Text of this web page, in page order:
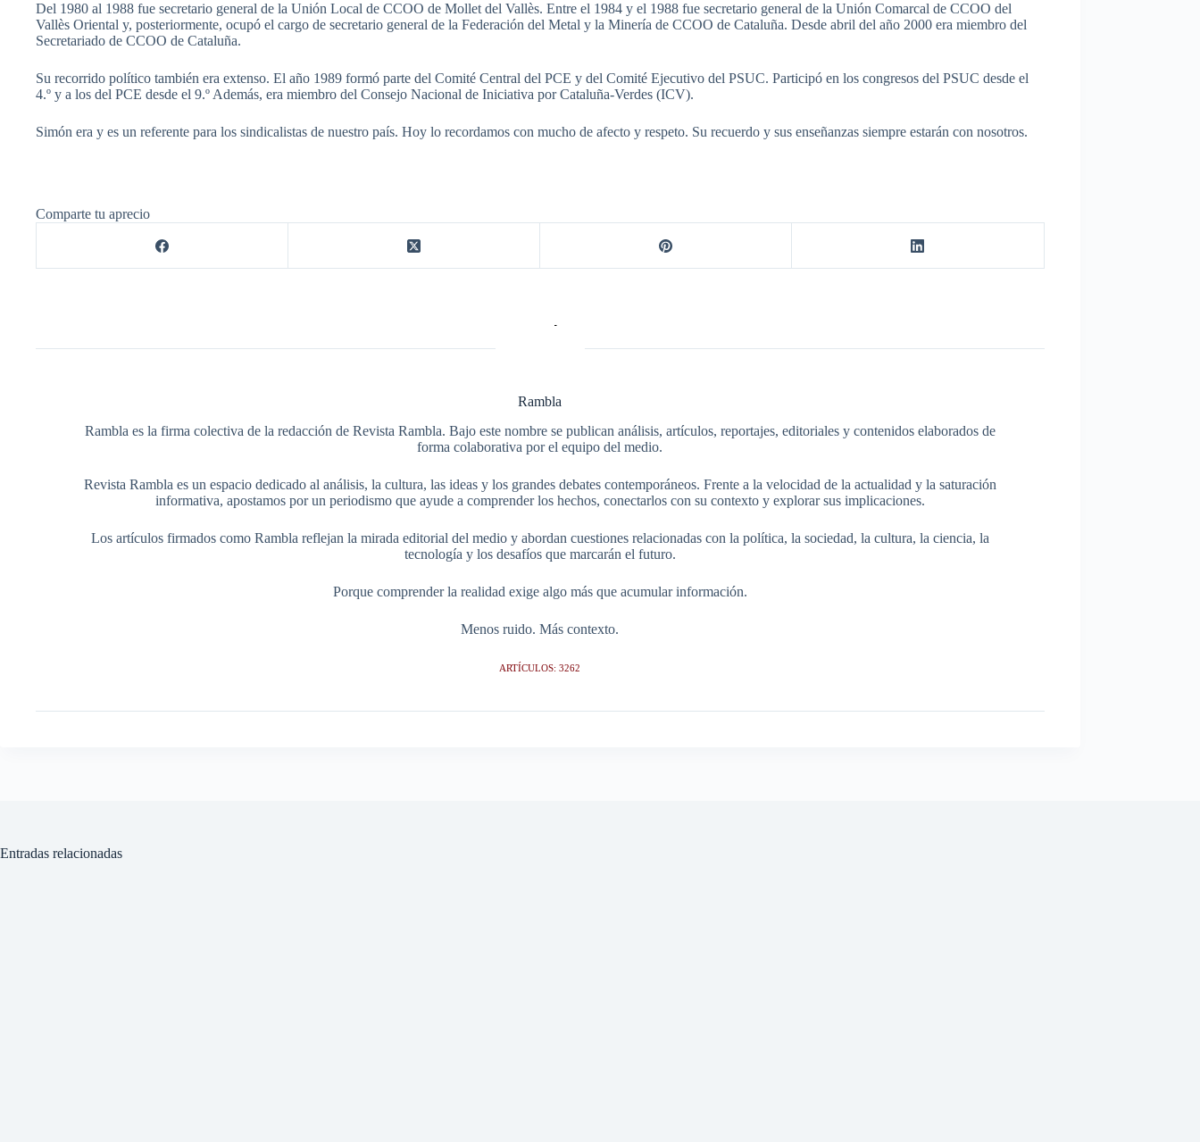
Del 1980 al 1988 fue secretario general de la Unión Local de CCOO de Mollet del Vallès. Entre el 1984 y el 1988 fue secretario general de la Unión Comarcal de CCOO del
Vallès Oriental y, posteriormente, ocupó el cargo de secretario general de la Federación del Metal y la Minería de CCOO de Cataluña. Desde abril del año 2000 era miembro del
Secretariado de CCOO de Cataluña.
Su recorrido político también era extenso. El año 1989 formó parte del Comité Central del PCE y del Comité Ejecutivo del PSUC. Participó en los congresos del PSUC desde el
4.º y a los del PCE desde el 9.º Además, era miembro del Consejo Nacional de Iniciativa por Cataluña-Verdes (ICV).
Simón era y es un referente para los sindicalistas de nuestro país. Hoy lo recordamos con mucho de afecto y respeto. Su recuerdo y sus enseñanzas siempre estarán con nosotros.
Comparte tu aprecio
Rambla
Rambla es la firma colectiva de la redacción de Revista Rambla. Bajo este nombre se publican análisis, artículos, reportajes, editoriales y contenidos elaborados de
forma colaborativa por el equipo del medio.
Revista Rambla es un espacio dedicado al análisis, la cultura, las ideas y los grandes debates contemporáneos. Frente a la velocidad de la actualidad y la saturación
informativa, apostamos por un periodismo que ayude a comprender los hechos, conectarlos con su contexto y explorar sus implicaciones.
Los artículos firmados como Rambla reflejan la mirada editorial del medio y abordan cuestiones relacionadas con la política, la sociedad, la cultura, la ciencia, la
tecnología y los desafíos que marcarán el futuro.
Porque comprender la realidad exige algo más que acumular información.
Menos ruido. Más contexto.
ARTÍCULOS: 3262
Entradas relacionadas